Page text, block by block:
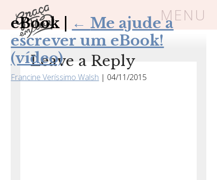
MENU
Um espaço seguro onde mulheres
cristãs podem florescer em Cristo
eBook ← Me ajude a
escrever um eBook!
(vídeo)
Francine Veríssimo Walsh | 04/11/2015
Leave a Reply